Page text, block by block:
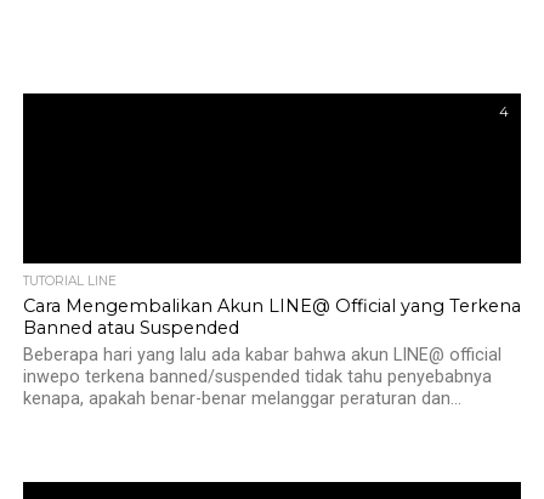
4
TUTORIAL LINE
Cara Mengembalikan Akun LINE@ Official yang Terkena
Banned atau Suspended
Beberapa hari yang lalu ada kabar bahwa akun LINE@ official
inwepo terkena banned/suspended tidak tahu penyebabnya
kenapa, apakah benar-benar melanggar peraturan dan...